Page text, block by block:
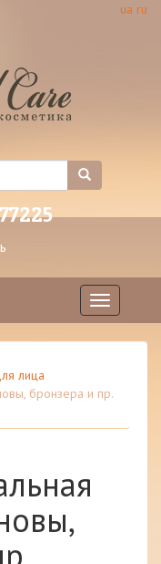
ua ru
Toggle
navigation
лица
бронзера и пр.